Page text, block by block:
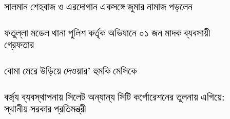
সালমান শেহবাজ ও এরদোগান একসঙ্গে জুমার নামাজ পড়লেন
ফতুল্লা মডেল থানা পুলিশ কর্তৃক অভিযানে ০১ জন মাদক ব্যবসায়ী
গ্রেফতার
বোমা মেরে উড়িয়ে দেওয়ার’ হুমকি মেসিকে
বর্জ্য ব্যবস্থাপনায় সিলেট অন্যান্য সিটি কর্পোরেশনের তুলনায় এগিয়ে:
স্থানীয় সরকার প্রতিমন্ত্রী